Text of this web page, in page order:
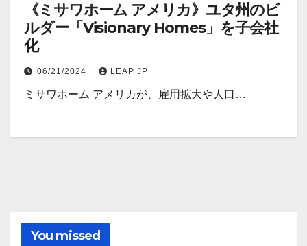
《ミサワホーム アメリカ》ユタ州のビ
ルダー「Visionary Homes」を子会社
化
06/21/2024 LEAP JP
ミサワホーム アメリカが、雇用拡大や人口…
You missed